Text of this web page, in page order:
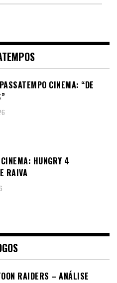
CINEMA: “DE
HUNGRY 4
RAIVA
RAIDERS – ANÁLISE